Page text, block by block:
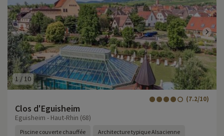
1 / 10
Clos d'Eguisheim
(7.2/10)
Eguisheim - Haut-Rhin (68)
Piscine couverte chauffée Architecture typique Alsacienne